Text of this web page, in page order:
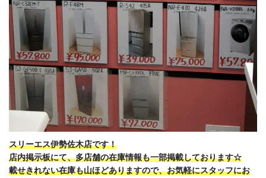
スリーエス伊勢佐木店です！
店内掲示板にて、多店舗の在庫情報も一部掲載しております☆
載せきれない在庫も山ほどありますので、お気軽にスタッフにお